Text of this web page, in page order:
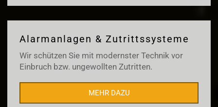
Alarmanlagen & Zutrittssysteme
Wir schützen Sie mit modernster Technik vor
Einbruch bzw. ungewollten Zutritten.
MEHR DAZU